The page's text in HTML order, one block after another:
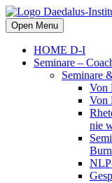
Open Menu
HOME D-I
Seminare –
Seminare
Von
Von
nie